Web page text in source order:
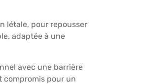
létale, pour repousser
adaptée à une
avec une barrière
compromis pour un